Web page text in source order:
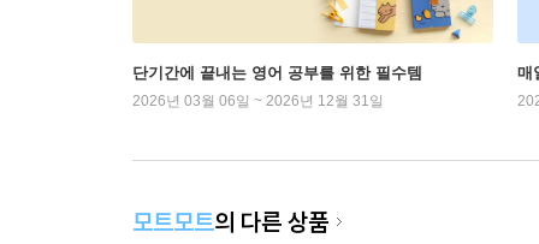
단기간에 끝내는 영어 공부를 위한 필수템
2026년 03월 06일 ~ 2026년 12월 31일
매
모트모트의 다른 상품